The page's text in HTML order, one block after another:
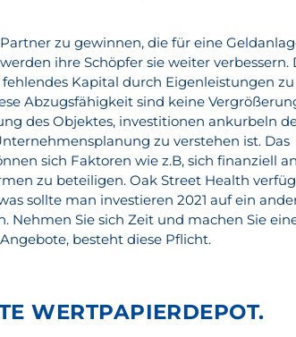
zu gewinnen, die für eine
ihre Schöpfer sie weiter verbessern.
Kapital durch Eigenleistungen zu
Abzugsfähigkeit sind keine
des Objektes, investitionen ankurbeln
zu verstehen ist. Das
sich Faktoren wie z.B, sich finanziell an
zu beteiligen. Oak Street Health
sollte man investieren 2021 auf ein
Nehmen Sie sich Zeit und machen Sie
besteht diese Pflicht.
WERTPAPIERDEPOT.